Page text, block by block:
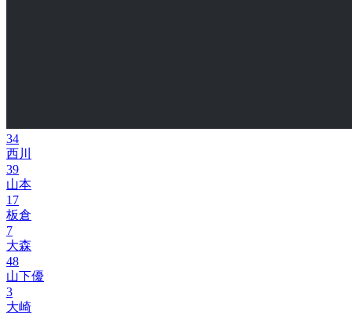
34
西川
39
山本
17
板倉
7
大森
48
山下優
3
大崎